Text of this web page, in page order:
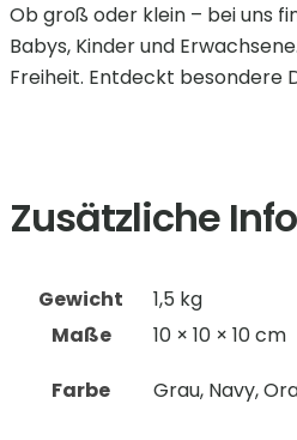
Ob groß oder klein – bei uns
Babys, Kinder und
Freiheit. Entdeckt besondere
Zusätzliche
Gewicht
1,5 kg
Maße
10 × 10 × 10 cm
Farbe
Grau, Navy,